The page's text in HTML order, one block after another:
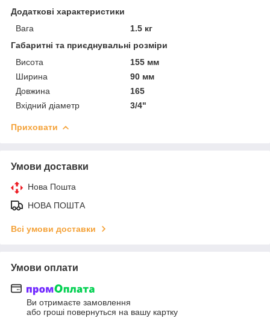
Додаткові характеристики
Вага
1.5 кг
Габаритні та приєднувальні розміри
Висота
155 мм
Ширина
90 мм
Довжина
165
Вхідний діаметр
3/4"
Приховати
Умови доставки
Нова Пошта
НОВА ПОШТА
Всі умови доставки
Умови оплати
Ви отримаєте замовлення
або гроші повернуться на вашу картку